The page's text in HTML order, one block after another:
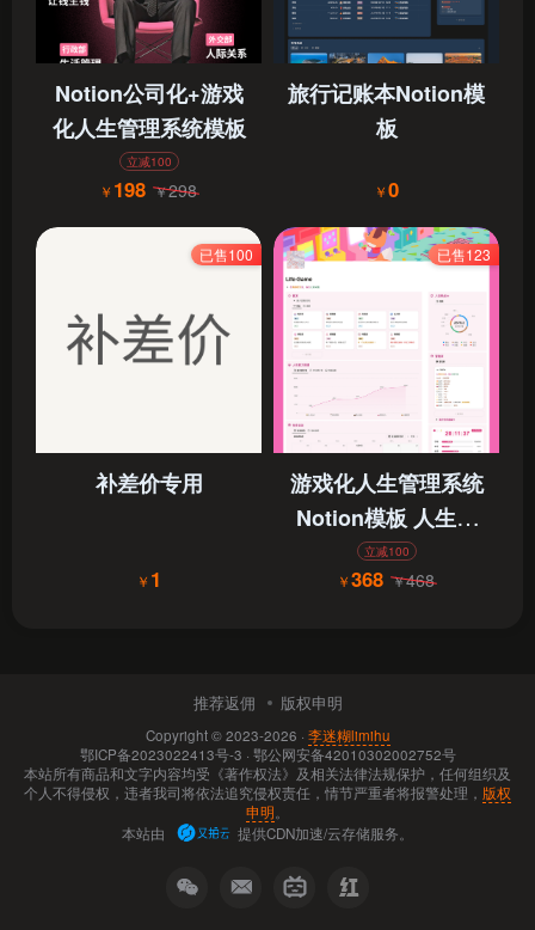
Notion公司化+游戏
化人生管理系统模板
立减100
￥ 198 ￥298
旅行记账本Notion模
板
￥0
已售100
补差价专用
￥ 1
已售123
游戏化人生管理系统
Notion模板 人生无
限游戏GameLifeOS
立减100
￥368 ￥468
推荐返佣 版权申明
Copyright © 2023-2026 · 李迷糊limihu
鄂ICP备2023022413号-3 · 鄂公网安备42010302002752号
本站所有商品和文字内容均受《著作权法》及相关法律法规保护，任何组织及
个人不得侵权，违者我司将依法追究侵权责任，情节严重者将报警处理， 版权
申明。
本站由
提供CDN加速/云存储服务。